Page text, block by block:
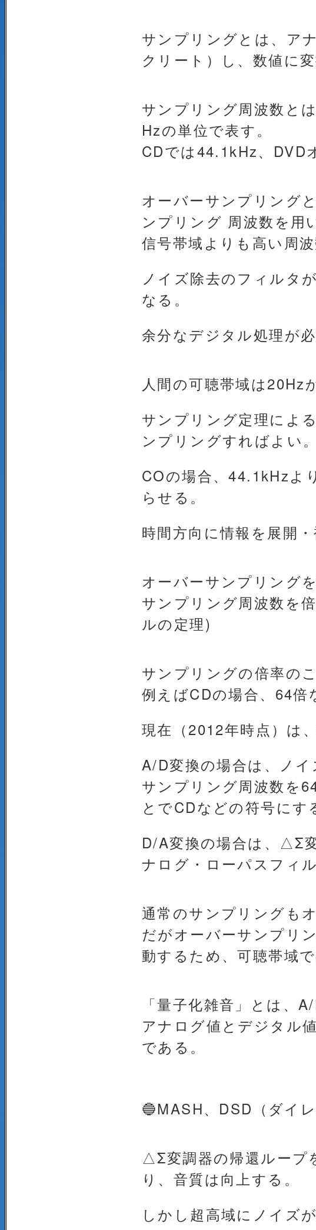
サンプリングとは、ア
クリート）し、数値に
サンプリング周波数と
Hzの単位で表す。
CDでは44.1kHz、DVD
オーバーサンプリング
ンプリング 周波数を用
信号帯域よりも高い周
ノイズ除去のフィルタ
なる。
余分なデジタル処理が
人間の可聴帯域は20Hz
サンプリング定理によ
ンプリングすればよい。
COの場合、44.1kHzよ
らせる。
時間方向に情報を展開
オーバーサンプリング
サンプリング周波数を
ルの定理)
サンプリングの倍率の
例えばCDの場合、64倍
現在（2012年時点）は
A/D変換の場合は、ノ
サンプリング周波数を
とでCDなどの符号にす
D/A変換の場合は、△Σ
ナログ・ローパスフィ
通常のサンプリングも
だがオーバーサンプリ
動するため、可聴帯域
「量子化雑音」とは、
アナログ値とデジタル
である。
🔵MASH、DSD（ダイ
△Σ変調器の帰還ループ
り、音質は向上する。
しかし超高域にノイズ